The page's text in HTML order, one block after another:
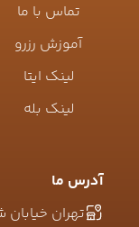
تماس با ما
آموزش رزرو
لینک ایتا
لینک بله
آدرس ما
تهران